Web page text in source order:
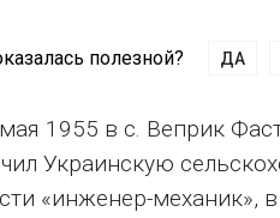
полезной? ДА
1955 в с. Веприк
Украинскую
«инженер-механик»,